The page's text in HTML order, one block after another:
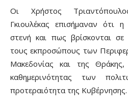
Οι Χρήστος
Γκιουλέκας επισήμαναν ότι
στενή και πως βρίσκονται σε
τους εκπροσώπους των
Μακεδονίας και της
καθημερινότητας των
προτεραιότητα της Κυβέρνησης.